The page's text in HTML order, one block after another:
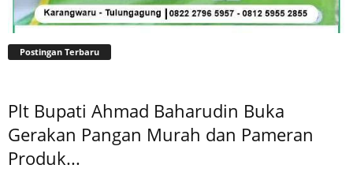
Postingan Terbaru
Plt Bupati Ahmad Baharudin Buka
Gerakan Pangan Murah dan Pameran
Produk...